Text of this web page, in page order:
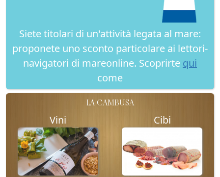
Siete titolari di un'attività legata al mare:
proponete uno sconto particolare ai lettori-
navigatori di mareonline. Scoprirte qui
come
LA CAMBUSA
Vini Cibi